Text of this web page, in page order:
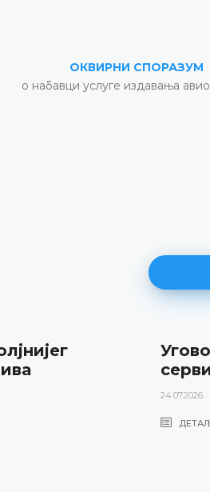
ОКВИРНИ СПОРАЗУМ
о набавци услуге издавања
24.07.2026.